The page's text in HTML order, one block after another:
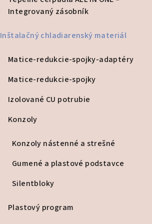
Integrovaný zásobník
Inštalačný chladiarenský materiál
Matice-redukcie-spojky-adaptéry
Matice-redukcie-spojky
Izolované CU potrubie
Konzoly
Konzoly nástenné a strešné
Gumené a plastové podstavce
Silentbloky
Plastový program